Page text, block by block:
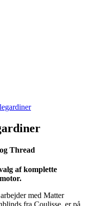
Thread
af komplette
med Matter
fra Coulisse, er på